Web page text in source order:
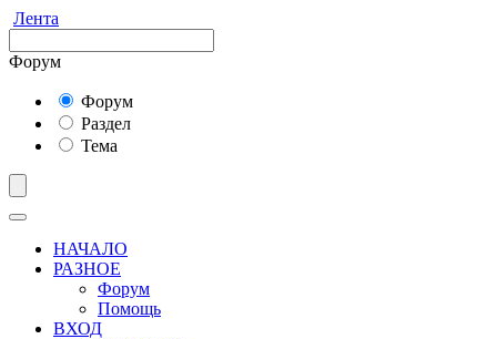
Лента
Форум
Форум
Раздел
Тема
НАЧАЛО
РАЗНОЕ
Форум
Помощь
ВХОД